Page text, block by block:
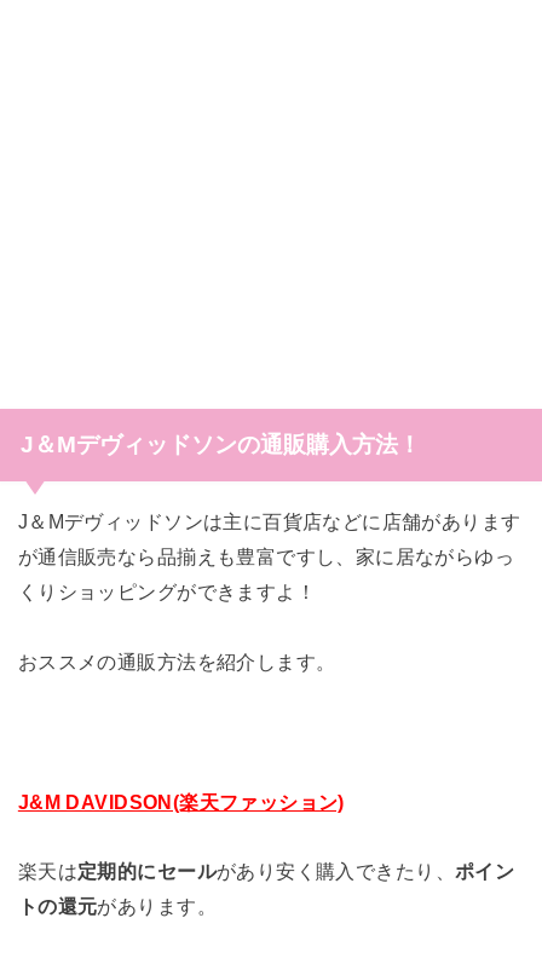
J＆Mデヴィッドソンの通販購入方法！
J＆Mデヴィッドソンは主に百貨店などに店舗があります
が通信販売なら品揃えも豊富ですし、家に居ながらゆっ
くりショッピングができますよ！
おススメの通販方法を紹介します。
J&M DAVIDSON(楽天ファッション)
楽天は定期的にセールがあり安く購入できたり、 ポイン
トの還元があります。